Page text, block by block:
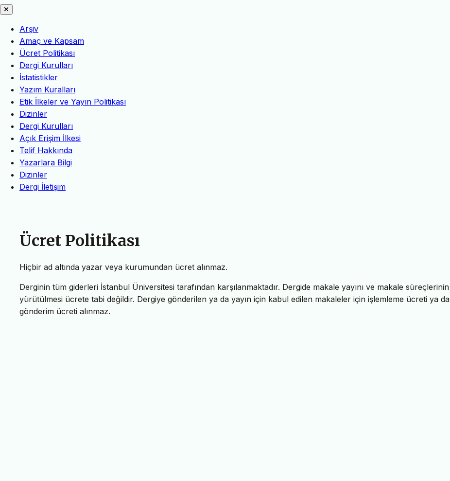
Arşiv
Amaç ve Kapsam
Ücret Politikası
Dergi Kurulları
İstatistikler
Yazım Kuralları
Etik İlkeler ve Yayın Politikası
Dizinler
Dergi Kurulları
Açık Erişim İlkesi
Telif Hakkında
Yazarlara Bilgi
Dizinler
Dergi İletişim
Ücret Politikası
Hiçbir ad altında yazar veya kurumundan ücret alınmaz.
Derginin tüm giderleri İstanbul Üniversitesi tarafından karşılanmaktadır. Dergide makale yayını ve makale süreçlerinin
yürütülmesi ücrete tabi değildir. Dergiye gönderilen ya da yayın için kabul edilen makaleler için işlemleme ücreti ya da
gönderim ücreti alınmaz.